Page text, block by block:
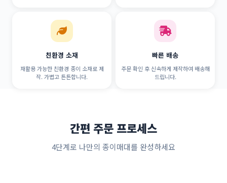
친환경 소재
재활용 가능한 친환경 종이 소재로 제
작. 가볍고 튼튼합니다.
빠른 배송
주문 확인 후 신속하게 제작하여 배송해
드립니다.
간편 주문 프로세스
4단계로 나만의 종이매대를 완성하세요